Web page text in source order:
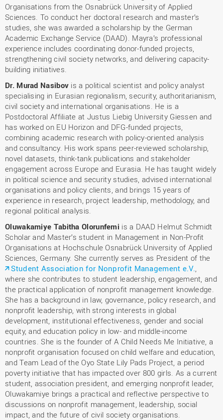
Organisations from the Osnabrück University of Applied
Sciences. To conduct her doctoral research and master’s
studies, she was awarded a scholarship by the German
Academic Exchange Service (DAAD). Mayra’s professional
experience includes coordinating donor-funded projects,
strengthening civil society networks, and delivering capacity-
building initiatives.
Dr. Murad Nasibov is a political scientist and policy analyst
specialising in Eurasian regionalism, security, authoritarianism,
civil society and international organisations. He is a
Postdoctoral Affiliate at Justus Liebig University Giessen and
has worked on EU Horizon and DFG-funded projects,
combining academic research with policy-oriented analysis
and consultancy. His work spans peer-reviewed scholarship,
novel datasets, think-tank publications and stakeholder
engagement across Europe and Eurasia. He has taught widely
in political science and security studies, advised international
organisations and policy clients, and brings 15 years of
experience in research, project leadership, methodology, and
regional political analysis.
Oluwakamiye Tabitha Olorunfemi is a DAAD Helmut Schmidt
Scholar and Master’s student in Management in Non-Profit
Organisations at Hochschule Osnabrück University of Applied
Sciences, Germany. She currently serves as President of the
Student Association for Nonprofit Management e.V.
where she contributes to student leadership, engagement, and
the practical application of nonprofit management knowledge.
She has a background in law, governance, policy research, and
nonprofit leadership, with strong interests in global
development, institutional effectiveness, gender and social
equity, and education policy in low- and middle-income
countries. She is the founder of A Child Needs Me Initiative, a
nonprofit organisation focused on child welfare and education,
and Team Lead of the Oyo State Lily Pads Project, a period
poverty initiative that has impacted over 800 girls. As a current
student, association president, and emerging nonprofit leader,
Oluwakamiye brings a practical and reflective perspective to
discussions on nonprofit management, leadership, social
impact, and the future of civil society organisations.